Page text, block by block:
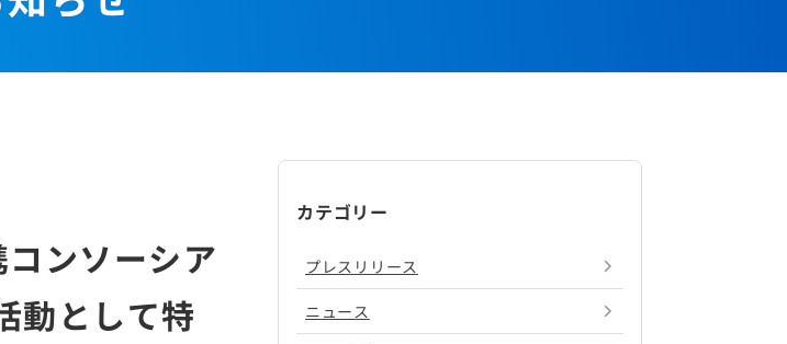
ンソーシア
として特
カテゴリー
プレスリリース
ニュース